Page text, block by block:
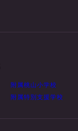
附属桃山小学校
附属特別支援学校